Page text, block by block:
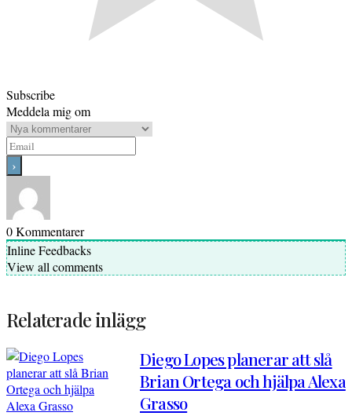
Subscribe
Meddela mig om
0Kommentarer
Inline Feedbacks
View all comments
Relaterade inlägg
Diego Lopes planerar att slå
Brian Ortega och hjälpa Alexa
Grasso